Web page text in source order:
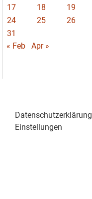
17
18 19
24
25 26
31
« Feb
Apr »
Datenschutzerklärung
Einstellungen